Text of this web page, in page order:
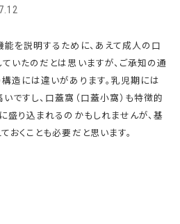
を説明するために、あえて成人の口
いたのだとは思いますが、ご承知の通
造には違いがあります。乳児期には
ですし、口蓋窩（口蓋小窩）も特徴的
盛り込まれるのかもしれませんが、基
おくことも必要だと思います。